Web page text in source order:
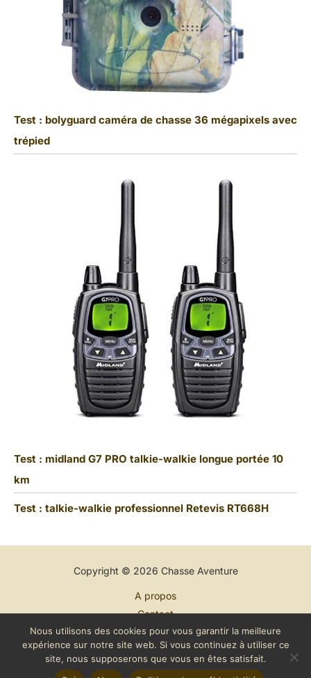
Test : bolyguard caméra de chasse 36 mégapixels avec
trépied
Test : midland G7 PRO talkie-walkie longue portée 10
km
Test : talkie-walkie professionnel Retevis RT668H
Copyright © 2026 Chasse Aventure
A propos
Contact
Plan du site
Mentions légales
Politique de confidentialité
Nous utilisons des cookies pour vous garantir la meilleure
expérience sur notre site web. Si vous continuez à utiliser ce
site, nous supposerons que vous en êtes satisfait.